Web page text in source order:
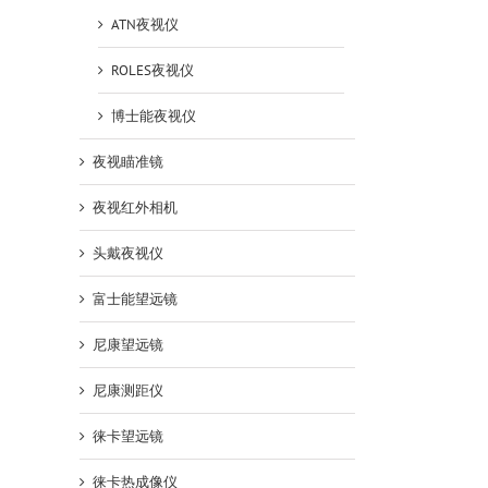
ATN夜视仪
ROLES夜视仪
博士能夜视仪
夜视瞄准镜
夜视红外相机
头戴夜视仪
富士能望远镜
尼康望远镜
尼康测距仪
徕卡望远镜
徕卡热成像仪